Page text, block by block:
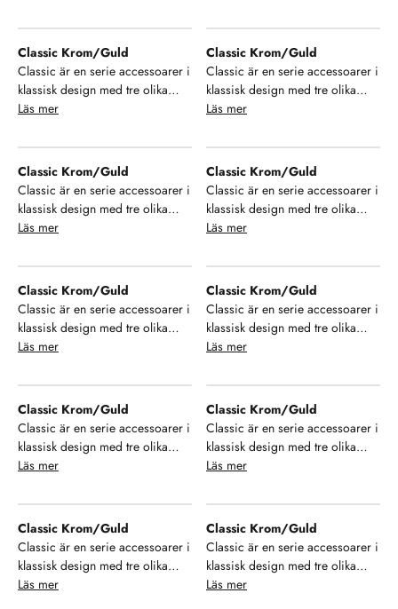
stort urval av modeller som ger
dig möjlighet till enhetlighet i ditt
badrum. Se, njut och hamoniera
din inredning!
stort urval av modeller som ger
dig möjlighet till enhetlighet i ditt
badrum. Se, njut och hamoniera
din inredning!
Classic Krom/Guld
Classic är en serie accessoarer i
klassisk design med tre olika
finish på ytan. Välj mellan krom,
stort urval av modeller som ger
dig möjlighet till enhetlighet i ditt
badrum. Se, njut och hamoniera
din inredning!
Läs mer
Classic Krom/Guld
Classic är en serie accessoarer i
klassisk design med tre olika
finish på ytan. Välj mellan krom,
stort urval av modeller som ger
dig möjlighet till enhetlighet i ditt
badrum. Se, njut och hamoniera
din inredning!
Läs mer
Classic Krom/Guld
Classic är en serie accessoarer i
klassisk design med tre olika
finish på ytan. Välj mellan krom,
stort urval av modeller som ger
dig möjlighet till enhetlighet i ditt
badrum. Se, njut och hamoniera
din inredning!
Läs mer
Classic Krom/Guld
Classic är en serie accessoarer i
klassisk design med tre olika
finish på ytan. Välj mellan krom,
stort urval av modeller som ger
dig möjlighet till enhetlighet i ditt
badrum. Se, njut och hamoniera
din inredning!
Läs mer
Classic Krom/Guld
Classic är en serie accessoarer i
klassisk design med tre olika
finish på ytan. Välj mellan krom,
stort urval av modeller som ger
dig möjlighet till enhetlighet i ditt
badrum. Se, njut och hamoniera
din inredning!
Läs mer
Classic Krom/Guld
Classic är en serie accessoarer i
klassisk design med tre olika
finish på ytan. Välj mellan krom,
stort urval av modeller som ger
dig möjlighet till enhetlighet i ditt
badrum. Se, njut och hamoniera
din inredning!
Läs mer
Classic Krom/Guld
Classic är en serie accessoarer i
klassisk design med tre olika
finish på ytan. Välj mellan krom,
stort urval av modeller som ger
dig möjlighet till enhetlighet i ditt
badrum. Se, njut och hamoniera
din inredning!
Läs mer
Classic Krom/Guld
Classic är en serie accessoarer i
klassisk design med tre olika
finish på ytan. Välj mellan krom,
stort urval av modeller som ger
dig möjlighet till enhetlighet i ditt
badrum. Se, njut och hamoniera
din inredning!
Läs mer
Classic Krom/Guld
Classic är en serie accessoarer i
klassisk design med tre olika
finish på ytan. Välj mellan krom,
Läs mer
Classic Krom/Guld
Classic är en serie accessoarer i
klassisk design med tre olika
finish på ytan. Välj mellan krom,
Läs mer